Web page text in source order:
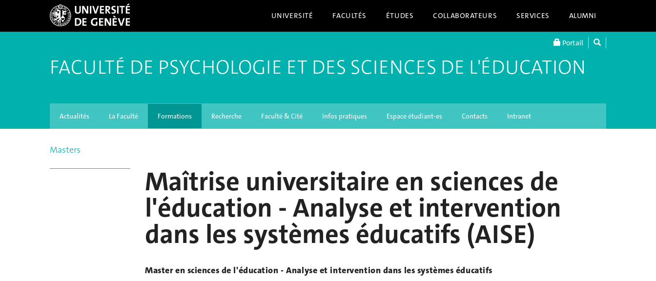
UNIVERSITÉ FACULTÉS ÉTUDES COLLABORATEURS SERVICES ALUMNI
Portail
FACULTÉ DE PSYCHOLOGIE ET DES SCIENCES DE L'ÉDUCATION
Actualités La Faculté Formations Recherche Faculté & Cité Infos pratiques Espace étudiant-es Contacts Intranet
Masters
Maîtrise universitaire en sciences de
l'éducation - Analyse et intervention
dans les systèmes éducatifs (AISE)
Master en sciences de l'éducation - Analyse et intervention dans les systèmes éducatifs